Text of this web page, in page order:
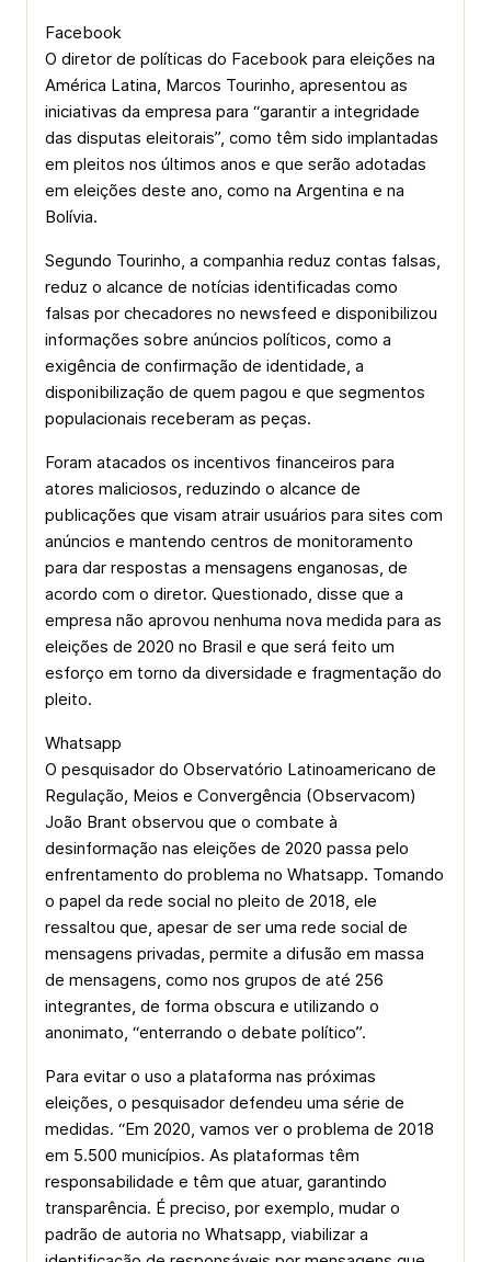
Facebook
O diretor de políticas do Facebook para eleições na
América Latina, Marcos Tourinho, apresentou as
iniciativas da empresa para “garantir a integridade
das disputas eleitorais”, como têm sido implantadas
em pleitos nos últimos anos e que serão adotadas
em eleições deste ano, como na Argentina e na
Bolívia.
Segundo Tourinho, a companhia reduz contas falsas,
reduz o alcance de notícias identificadas como
falsas por checadores no newsfeed e disponibilizou
informações sobre anúncios políticos, como a
exigência de confirmação de identidade, a
disponibilização de quem pagou e que segmentos
populacionais receberam as peças.
Foram atacados os incentivos financeiros para
atores maliciosos, reduzindo o alcance de
publicações que visam atrair usuários para sites com
anúncios e mantendo centros de monitoramento
para dar respostas a mensagens enganosas, de
acordo com o diretor. Questionado, disse que a
empresa não aprovou nenhuma nova medida para as
eleições de 2020 no Brasil e que será feito um
esforço em torno da diversidade e fragmentação do
pleito.
Whatsapp
O pesquisador do Observatório Latinoamericano de
Regulação, Meios e Convergência (Observacom)
João Brant observou que o combate à
desinformação nas eleições de 2020 passa pelo
enfrentamento do problema no Whatsapp. Tomando
o papel da rede social no pleito de 2018, ele
ressaltou que, apesar de ser uma rede social de
mensagens privadas, permite a difusão em massa
de mensagens, como nos grupos de até 256
integrantes, de forma obscura e utilizando o
anonimato, “enterrando o debate político”.
Para evitar o uso a plataforma nas próximas
eleições, o pesquisador defendeu uma série de
medidas. “Em 2020, vamos ver o problema de 2018
em 5.500 municípios. As plataformas têm
responsabilidade e têm que atuar, garantindo
transparência. É preciso, por exemplo, mudar o
padrão de autoria no Whatsapp, viabilizar a